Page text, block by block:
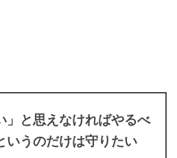
」と思えなければやるべ
いうのだけは守りたい